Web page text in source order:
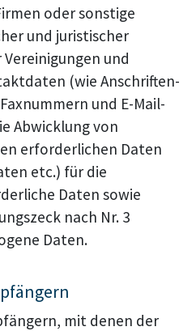
oder sonstige
und juristischer
und
(wie Anschriften-
und E-Mail-
Abwicklung von
erforderlichen Daten
etc.) für die
Daten sowie
nach Nr. 3
Daten.
mit denen der